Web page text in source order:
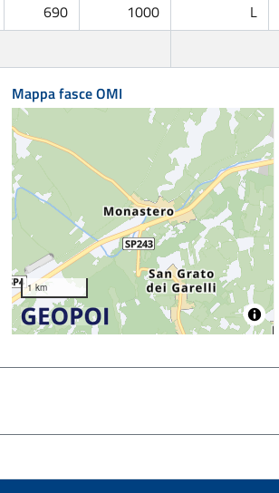
690 1000 L
Mappa fasce OMI
1 km